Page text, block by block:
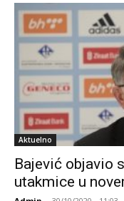
Aktuelno
Bajević objavio
utakmice u